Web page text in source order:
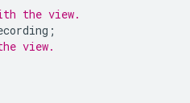
the view.
;
view.